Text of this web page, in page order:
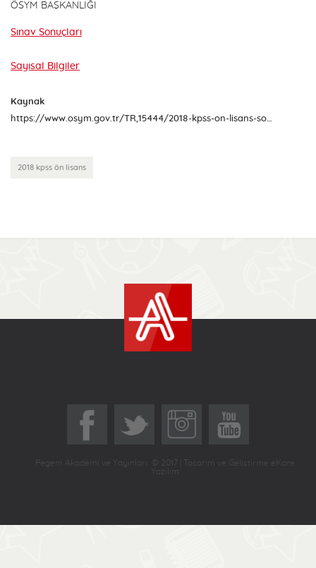
ÖSYM BAŞKANLIĞI
Sınav Sonuçları
Sayısal Bilgiler
Kaynak
https://www.osym.gov.tr/TR,15444/2018-kpss-on-lisans-sonuclari-aciklandi-28112018.html
2018 kpss ön lisans
Pegem Akademi ve Yayınları © 2017 | Tasarım ve Geliştirme eKare
Yazılım